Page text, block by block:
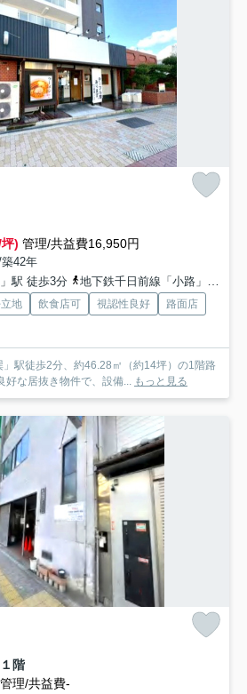
) 管理/共益費16,950円
42年
駅 徒歩3分
地下鉄千日前線「小路」駅 徒歩11分
地 飲食店可 視認性良好
路面店
駅徒歩2分、約46.28㎡（約14坪）の1階路
好な居抜き物件で、設備... もっと見る
１階
管理/共益費-